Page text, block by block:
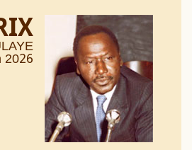
2026